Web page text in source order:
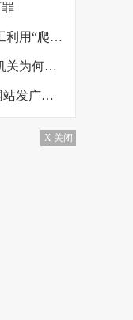
删公司数据
起诉处理？
，涉罪！
X 关闭